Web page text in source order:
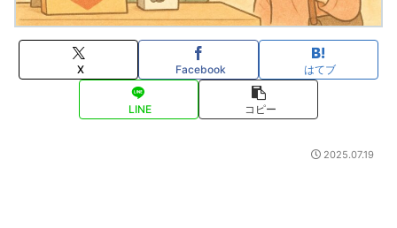
X Facebook はてブ
LINE コピー
2025.07.19